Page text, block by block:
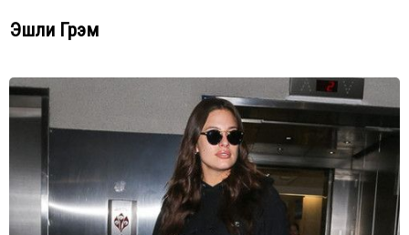
Эшли Грэм